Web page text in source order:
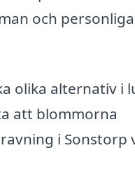
och personliga
olika alternativ i
att blommorna
i Sonstorp